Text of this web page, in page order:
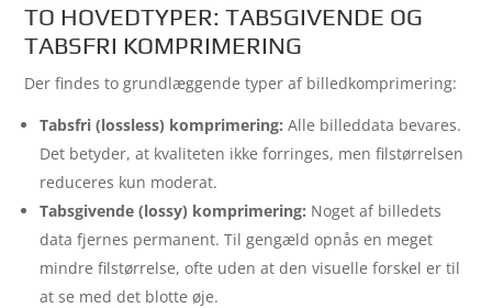
TO HOVEDTYPER: TABSGIVENDE OG
TABSFRI KOMPRIMERING
Der findes to grundlæggende typer af billedkomprimering:
Tabsfri (lossless) komprimering: Alle billeddata bevares.
Det betyder, at kvaliteten ikke forringes, men filstørrelsen
reduceres kun moderat.
Tabsgivende (lossy) komprimering: Noget af billedets
data fjernes permanent. Til gengæld opnås en meget
mindre filstørrelse, ofte uden at den visuelle forskel er til
at se med det blotte øje.